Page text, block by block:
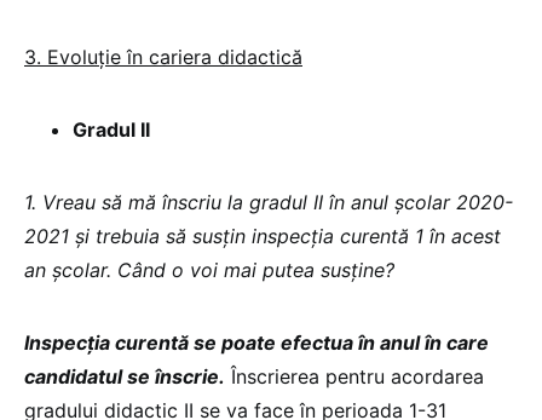
3. Evoluție în cariera didactică
Gradul II
1. Vreau să mă înscriu la gradul II în anul școlar 2020-
2021 și trebuia să susțin inspecția curentă 1 în acest
an școlar. Când o voi mai putea susține?
Inspecția curentă se poate efectua în anul în care
candidatul se înscrie. Înscrierea pentru acordarea
gradului didactic II se va face în perioada 1-31